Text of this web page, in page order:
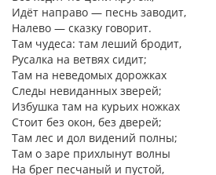
Идёт направо — песнь заводит,
Налево — сказку говорит.
Там чудеса: там леший бродит,
Русалка на ветвях сидит;
Там на неведомых дорожках
Следы невиданных зверей;
Избушка там на курьих ножках
Стоит без окон, без дверей;
Там лес и дол видений полны;
Там о заре прихлынут волны
На брег песчаный и пустой,